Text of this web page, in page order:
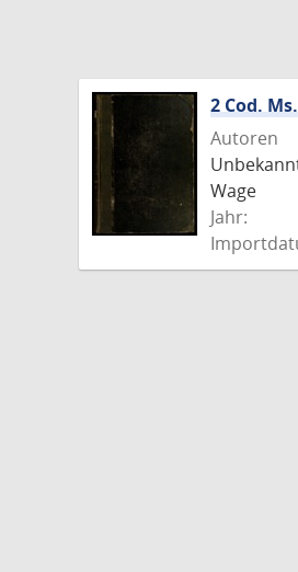
2 Cod.
Autoren
Wage
Jahr: